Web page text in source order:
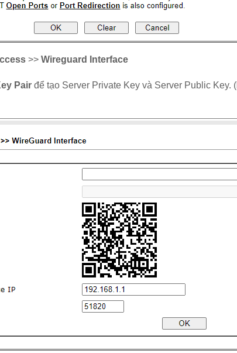
>> Wireguard Interface
Pair để tạo Server Private Key và Server Public Key. (